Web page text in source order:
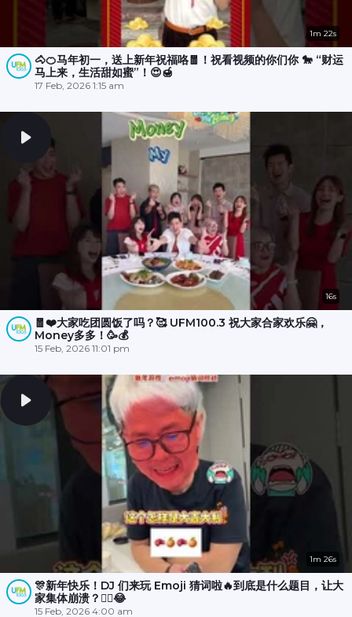
1m 22s
🐴🍊马年初一，送上新年祝福咯🧧！祝看视频的你们你 🐎 “财运
马上来，生活甜如蜜”！😍🍯
17 Feb, 2026 1:15 am
16s
🧧❤️大家吃团圆饭了吗？🥰 UFM100.3 祝大家合家欢乐🤗，
Money多多！🥳💰
15 Feb, 2026 11:01 pm
1m 26s
🎊新年快乐！DJ 们来玩 Emoji 猜词啦🔥到底是什么题目，让大
家集体崩溃？😵‍💫😂
15 Feb, 2026 4:00 am